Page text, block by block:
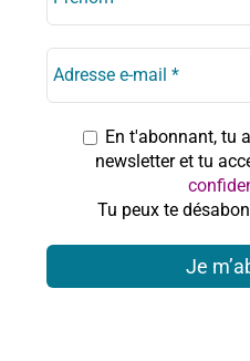
newsletter et tu
Tu peux te